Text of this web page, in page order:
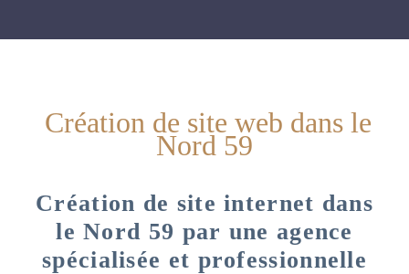
Création de site web dans le
Nord 59
Création de site internet dans
le Nord 59 par une agence
spécialisée et professionnelle